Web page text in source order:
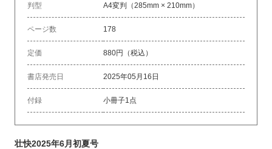
判型 A4変判（285mm × 210mm）
ページ数 178
定価 880円（税込）
書店発売日 2025年05月16日
付録 小冊子1点
壮快2025年6月初夏号